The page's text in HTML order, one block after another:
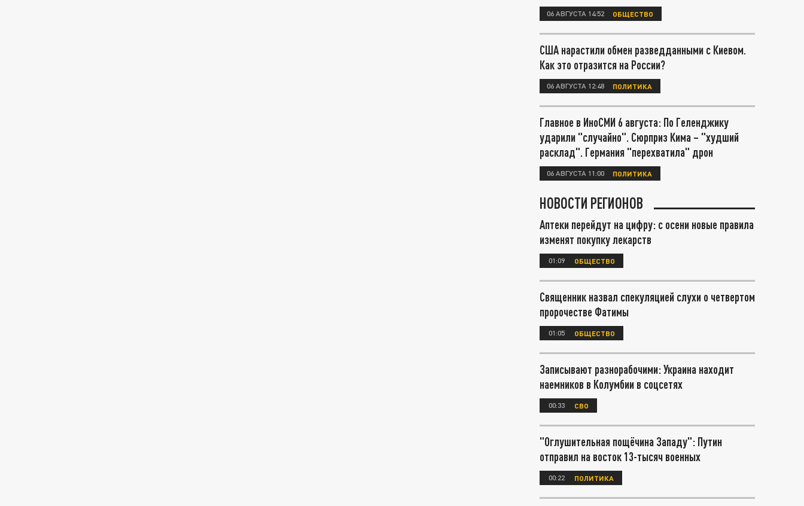
06 АВГУСТА 14:52 ОБЩЕСТВО
США нарастили обмен разведданными с Киевом.
Как это отразится на России?
06 АВГУСТА 12:48 ПОЛИТИКА
Главное в ИноСМИ 6 августа: По Геленджику
ударили "случайно". Сюрприз Кима – "худший
расклад". Германия "перехватила" дрон
06 АВГУСТА 11:00 ПОЛИТИКА
НОВОСТИ РЕГИОНОВ
Аптеки перейдут на цифру: с осени новые правила
изменят покупку лекарств
01:09 ОБЩЕСТВО
Священник назвал спекуляцией слухи о четвертом
пророчестве Фатимы
01:05 ОБЩЕСТВО
Записывают разнорабочими: Украина находит
наемников в Колумбии в соцсетях
00:33 СВО
"Оглушительная пощёчина Западу": Путин
отправил на восток 13-тысяч военных
00:22 ПОЛИТИКА